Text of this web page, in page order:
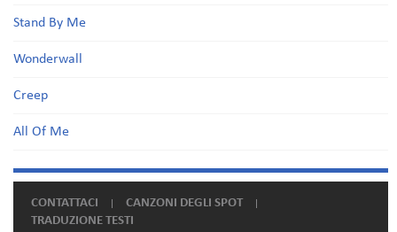
Stand By Me
Wonderwall
Creep
All Of Me
CONTATTACI
CANZONI DEGLI SPOT
TRADUZIONE TESTI